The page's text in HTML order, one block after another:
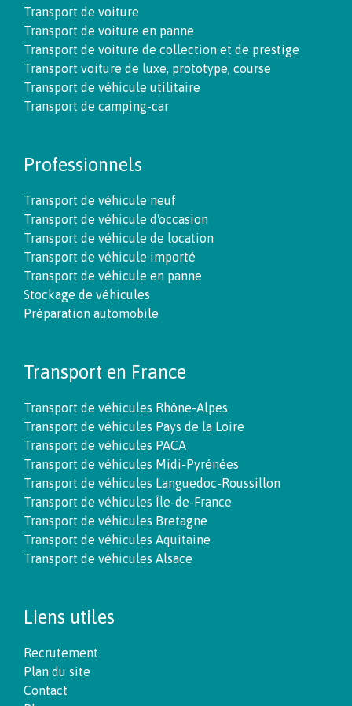
Transport de voiture
Transport de voiture en panne
Transport de voiture de collection et de prestige
Transport voiture de luxe, prototype, course
Transport de véhicule utilitaire
Transport de camping-car
Professionnels
Transport de véhicule neuf
Transport de véhicule d'occasion
Transport de véhicule de location
Transport de véhicule importé
Transport de véhicule en panne
Stockage de véhicules
Préparation automobile
Transport en France
Transport de véhicules Rhône-Alpes
Transport de véhicules Pays de la Loire
Transport de véhicules PACA
Transport de véhicules Midi-Pyrénées
Transport de véhicules Languedoc-Roussillon
Transport de véhicules Île-de-France
Transport de véhicules Bretagne
Transport de véhicules Aquitaine
Transport de véhicules Alsace
Liens utiles
Recrutement
Plan du site
Contact